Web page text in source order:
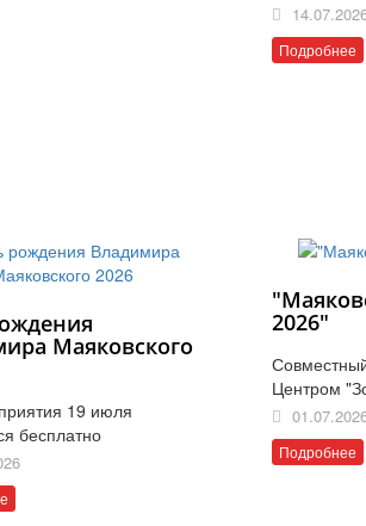
Подробнее
Маяковского
19 июля
бесплатно
2026"
Центром
Подробнее